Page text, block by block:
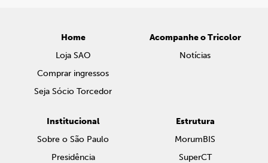
Home
Loja SAO
Comprar ingressos
Seja Sócio Torcedor
Acompanhe o Tricolor
Notícias
Institucional
Sobre o São Paulo
Presidência
Estrutura
MorumBIS
SuperCT